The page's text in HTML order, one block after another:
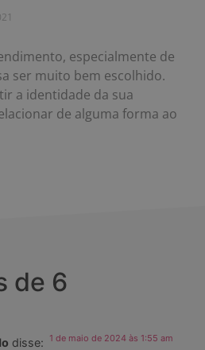
especialmente de
ser muito bem escolhido.
a identidade da sua
de alguma forma ao
de 6
disse: 1 de maio de 2024 às 1:55 am